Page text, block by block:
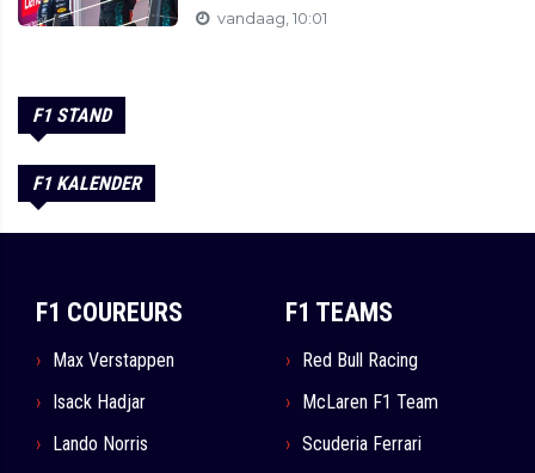
vandaag, 10:01
F1 STAND
F1 KALENDER
F1 COUREURS
Max Verstappen
Isack Hadjar
Lando Norris
F1 TEAMS
Red Bull Racing
McLaren F1 Team
Scuderia Ferrari